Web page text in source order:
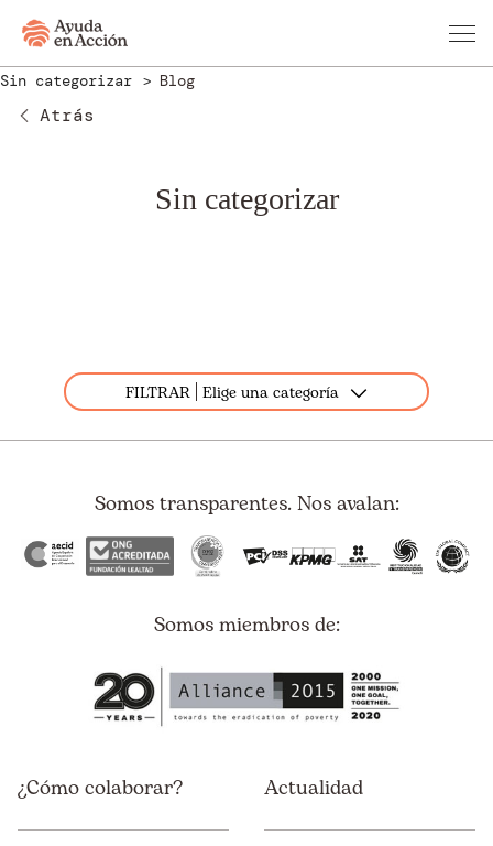
Sin categorizar Blog
Atrás
Sin categorizar
FILTRAR Elige una categoría
Categoria
Somos transparentes. Nos avalan:
Somos miembros de:
¿Cómo colaborar? Actualidad